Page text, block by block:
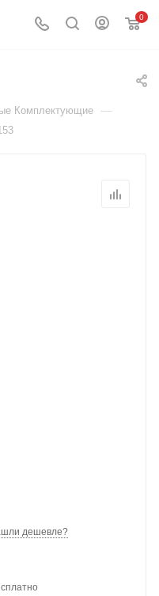
0
Комплектующие —
дешевле?